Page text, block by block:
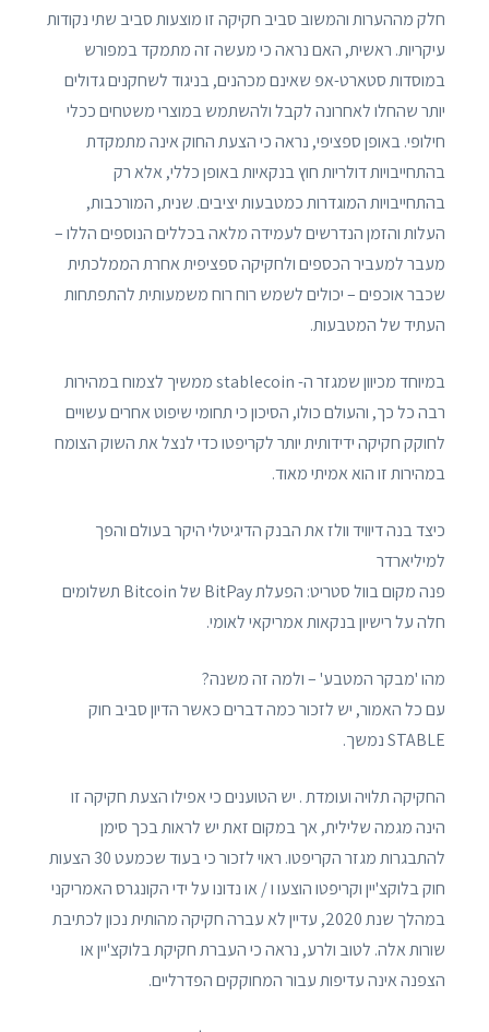
חלק מההערות והמשוב סביב חקיקה זו מוצעות סביב שתי נקודות
עיקריות. ראשית, האם נראה כי מעשה זה מתמקד במפורש
במוסדות סטארט-אפ שאינם מכהנים, בניגוד לשחקנים גדולים
יותר שהחלו לאחרונה לקבל ולהשתמש במוצרי משטחים ככלי
חילופי. באופן ספציפי, נראה כי הצעת החוק אינה מתמקדת
בהתחייבויות דולריות חוץ בנקאיות באופן כללי, אלא רק
בהתחייבויות המוגדרות כמטבעות יציבים. שנית, המורכבות,
העלות והזמן הנדרשים לעמידה מלאה בכללים הנוספים הללו –
מעבר למעביר הכספים ולחקיקה ספציפית אחרת הממלכתית
שכבר אוכפים – יכולים לשמש רוח רוח משמעותית להתפתחות
העתיד של המטבעות.
במיוחד מכיוון שמגזר ה- stablecoin ממשיך לצמוח במהירות
רבה כל כך, והעולם כולו, הסיכון כי תחומי שיפוט אחרים עשויים
לחוקק חקיקה ידידותית יותר לקריפטו כדי לנצל את השוק הצומח
במהירות זו הוא אמיתי מאוד.
כיצד בנה דיוויד וולז את הבנק הדיגיטלי היקר בעולם והפך
למיליארדר
פנה מקום בוול סטריט: הפעלת BitPay של Bitcoin תשלומים
חלה על רישיון בנקאות אמריקאי לאומי.
מהו 'מבקר המטבע' – ולמה זה משנה?
עם כל האמור, יש לזכור כמה דברים כאשר הדיון סביב חוק
STABLE נמשך.
החקיקה תלויה ועומדת . יש הטוענים כי אפילו הצעת חקיקה זו
הינה מגמה שלילית, אך במקום זאת יש לראות בכך סימן
להתבגרות מגזר הקריפטו. ראוי לזכור כי בעוד שכמעט 30 הצעות
חוק בלוקצ'יין וקריפטו הוצעו ו / או נדונו על ידי הקונגרס האמריקני
במהלך שנת 2020, עדיין לא עברה חקיקה מהותית נכון לכתיבת
שורות אלה. לטוב ולרע, נראה כי העברת חקיקת בלוקצ'יין או
הצפנה אינה עדיפות עבור המחוקקים הפדרליים.